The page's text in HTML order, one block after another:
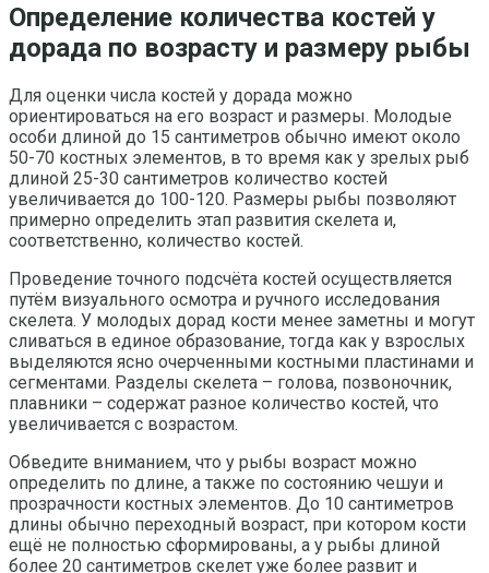
Определение количества костей у
дорада по возрасту и размеру рыбы
Для оценки числа костей у дорада можно
ориентироваться на его возраст и размеры. Молодые
особи длиной до 15 сантиметров обычно имеют около
50-70 костных элементов, в то время как у зрелых рыб
длиной 25-30 сантиметров количество костей
увеличивается до 100-120. Размеры рыбы позволяют
примерно определить этап развития скелета и,
соответственно, количество костей.
Проведение точного подсчёта костей осуществляется
путём визуального осмотра и ручного исследования
скелета. У молодых дорад кости менее заметны и могут
сливаться в единое образование, тогда как у взрослых
выделяются ясно очерченными костными пластинами и
сегментами. Разделы скелета – голова, позвоночник,
плавники – содержат разное количество костей, что
увеличивается с возрастом.
Обведите вниманием, что у рыбы возраст можно
определить по длине, а также по состоянию чешуи и
прозрачности костных элементов. До 10 сантиметров
длины обычно переходный возраст, при котором кости
ещё не полностью сформированы, а у рыбы длиной
более 20 сантиметров скелет уже более развит и